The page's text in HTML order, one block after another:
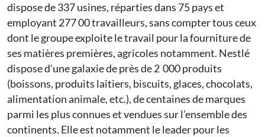
dispose de 337 usines, réparties dans 75 pays et
employant 277 00 travailleurs, sans compter tous ceux
dont le groupe exploite le travail pour la fourniture de
ses matières premières, agricoles notamment. Nestlé
dispose d’une galaxie de près de 2 000 produits
(boissons, produits laitiers, biscuits, glaces, chocolats,
alimentation animale, etc.), de centaines de marques
parmi les plus connues et vendues sur l’ensemble des
continents. Elle est notamment le leader pour les